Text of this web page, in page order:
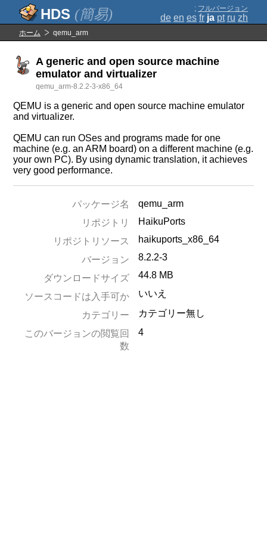
(簡易) ; フルバージョン
de en es fr ja pt ru zh
ホーム qemu_arm
A generic and open source machine
emulator and virtualizer
qemu_arm-8.2.2-3-x86_64
QEMU is a generic and open source machine emulator
and virtualizer.
QEMU can run OSes and programs made for one
machine (e.g. an ARM board) on a different machine (e.g.
your own PC). By using dynamic translation, it achieves
very good performance.
パッケージ名
qemu_arm
リポジトリ
HaikuPorts
リポジトリソース
haikuports_x86_64
バージョン
8.2.2-3
ダウンロードサイズ 44.8 MB
ソースコードは入手可か いいえ
カテゴリー
カテゴリー無し
このバージョンの閲覧回
数
4